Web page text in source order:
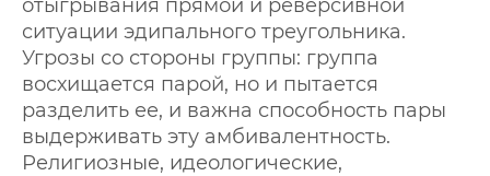
отыгрывания прямой и реверсивной
ситуации эдипального треугольника.
Угрозы со стороны группы: группа
восхищается парой, но и пытается
разделить ее, и важна способность пары
выдерживать эту амбивалентность.
Религиозные, идеологические,